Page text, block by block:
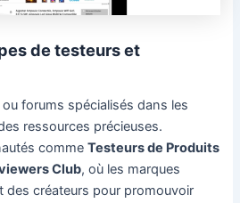
de testeurs et
forums spécialisés dans les
ressources précieuses.
commeTesteurs de Produits
Club, où les marques
des créateurs pour promouvoir